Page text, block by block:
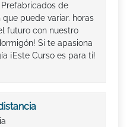
de
puede variar. horas
futuro con nuestro
Si te apasiona
¡Este Curso es para ti!